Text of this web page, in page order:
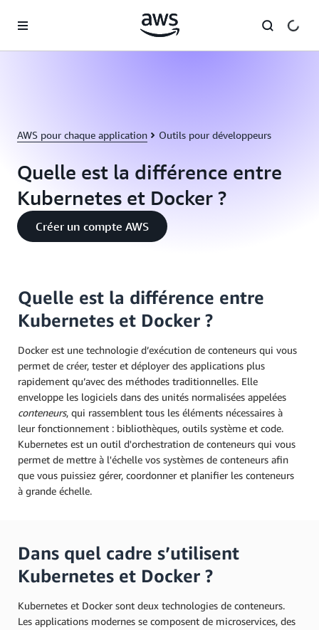
AWS pour chaque application Outils pour développeurs
Quelle est la différence entre
Kubernetes et Docker ?
Créer un compte AWS
Quelle est la différence entre
Kubernetes et Docker ?
Docker est une technologie d’exécution de conteneurs qui vous
permet de créer, tester et déployer des applications plus
rapidement qu’avec des méthodes traditionnelles. Elle
enveloppe les logiciels dans des unités normalisées appelées
conteneurs, qui rassemblent tous les éléments nécessaires à
leur fonctionnement : bibliothèques, outils système et code.
Kubernetes est un outil d'orchestration de conteneurs qui vous
permet de mettre à l'échelle vos systèmes de conteneurs afin
que vous puissiez gérer, coordonner et planifier les conteneurs
à grande échelle.
Dans quel cadre s’utilisent
Kubernetes et Docker ?
Kubernetes et Docker sont deux technologies de conteneurs.
Les applications modernes se composent de microservices, des